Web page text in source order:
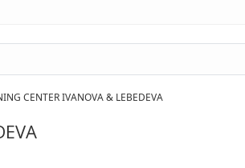
CENTER IVANOVA & LEBEDEVA